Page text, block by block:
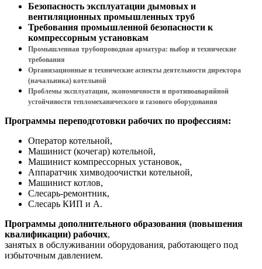
Безопасность эксплуатации дымовых и
вентиляционных промышленных труб
Требования промышленной безопасности к
компрессорным установкам
Промышленная трубопроводная арматура: выбор и технические
требования
Организационные и технические аспекты деятельности директора
(начальника) котельной
Проблемы эксплуатации, экономичности и противоаварийной
устойчивости тепломеханического и газового оборудования
Программы переподготовки рабочих по профессиям:
Оператор котельной,
Машинист (кочегар) котельной,
Машинист компрессорных установок,
Аппаратчик химводоочистки котельной,
Машинист котлов,
Слесарь-ремонтник,
Слесарь КИП и А.
Программы дополнительного образования (повышения
квалификации) рабочих,
занятых в обслуживании оборудования, работающего под
избыточным давлением.